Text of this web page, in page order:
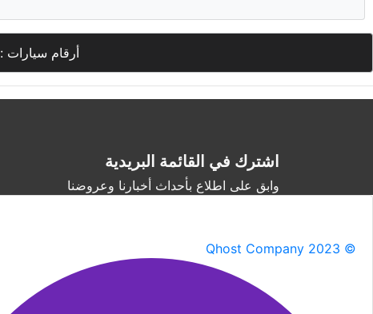
أرقام سيارات :
اشترك في القائمة البريدية
وابق على اطلاع بأحداث أخبارنا وعروضنا
Qhost Company 2023 ©